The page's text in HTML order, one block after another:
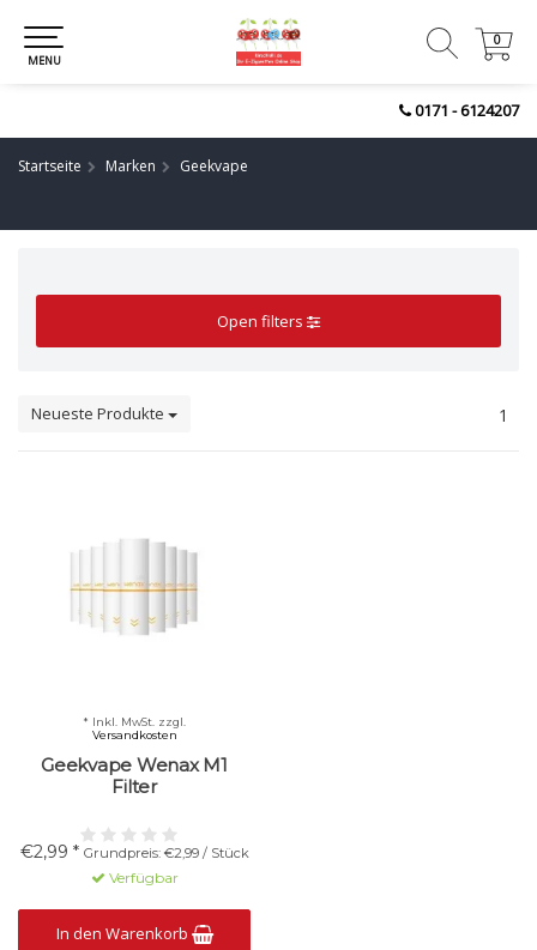
0171 - 6124207
0
0
MENU
Startseite Marken Geekvape
Open filters
Neueste Produkte 1
Geekvape Wenax M1
Filter
€2,99 * Grundpreis: €2,99 / Stück
* Inkl. MwSt. zzgl.
Versandkosten
Verfügbar
In den Warenkorb